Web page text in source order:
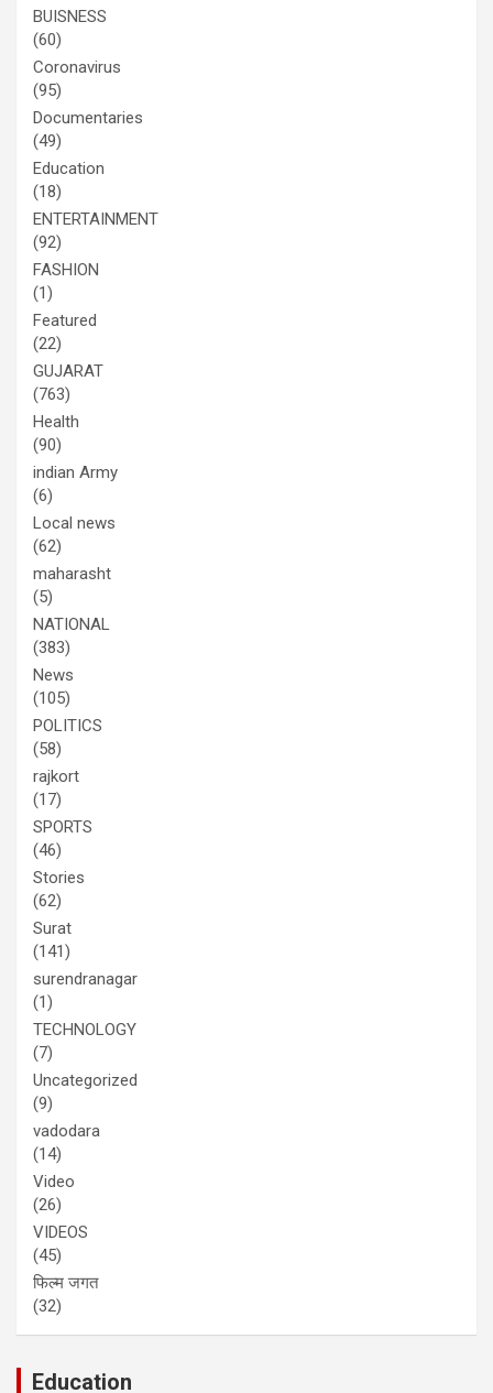
BUISNESS
(60)
Coronavirus
(95)
Documentaries
(49)
Education
(18)
ENTERTAINMENT
(92)
FASHION
(1)
Featured
(22)
GUJARAT
(763)
Health
(90)
indian Army
(6)
Local news
(62)
maharasht
(5)
NATIONAL
(383)
News
(105)
POLITICS
(58)
rajkort
(17)
SPORTS
(46)
Stories
(62)
Surat
(141)
surendranagar
(1)
TECHNOLOGY
(7)
Uncategorized
(9)
vadodara
(14)
Video
(26)
VIDEOS
(45)
फिल्म जगत
(32)
Education